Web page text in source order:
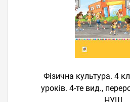
Фізична культура. 4
уроків. 4-те вид.,